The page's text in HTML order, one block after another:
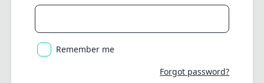
Remember me
Forgot password?